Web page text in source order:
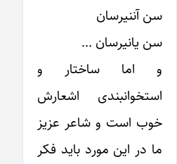
آننیرسان
‌یانیرسان …
اما ساختار و
اشعارش
است و شاعر عزیز
در این مورد باید فکر